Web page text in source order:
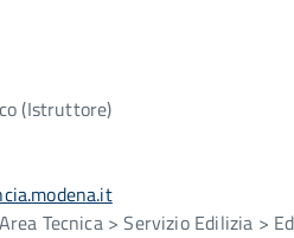
(Istruttore)
Area Tecnica > Servizio Edilizia >